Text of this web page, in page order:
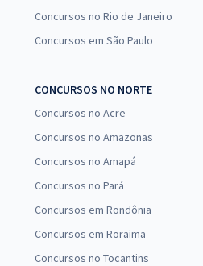
Concursos no Rio de Janeiro
Concursos em São Paulo
CONCURSOS NO NORTE
Concursos no Acre
Concursos no Amazonas
Concursos no Amapá
Concursos no Pará
Concursos em Rondônia
Concursos em Roraima
Concursos no Tocantins